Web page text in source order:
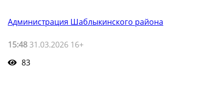
Администрация Шаблыкинского района
15:48 31.03.2026 16+
83